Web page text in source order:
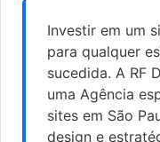
Investir em um
para qualquer
sucedida. A RF
uma Agência
sites em São
design e